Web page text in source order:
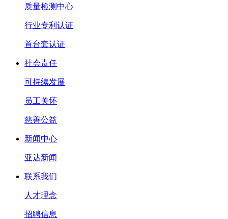
质量检测中心
行业专利认证
首台套认证
社会责任
可持续发展
员工关怀
慈善公益
新闻中心
亚达新闻
联系我们
人才理念
招聘信息